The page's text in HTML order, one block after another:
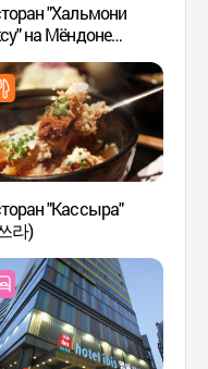
"Хальмони
на Мёндоне
할머니국수(본점))
"Кассыра"
라)